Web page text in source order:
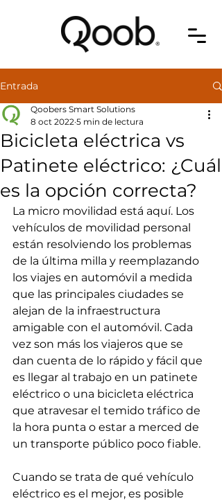
Entrada
Bicicleta eléctrica vs
Patinete eléctrico: ¿Cuál
es la opción correcta?
Qoobers Smart Solutions
8 oct 2022 5 min de lectura
La micro movilidad está aquí. Los
vehículos de movilidad personal
están resolviendo los problemas
de la última milla y reemplazando
los viajes en automóvil a medida
que las principales ciudades se
alejan de la infraestructura
amigable con el automóvil. Cada
vez son más los viajeros que se
dan cuenta de lo rápido y fácil que
es llegar al trabajo en un patinete
eléctrico o una bicicleta eléctrica
que atravesar el temido tráfico de
la hora punta o estar a merced de
un transporte público poco fiable.
Cuando se trata de qué vehículo
eléctrico es el mejor, es posible